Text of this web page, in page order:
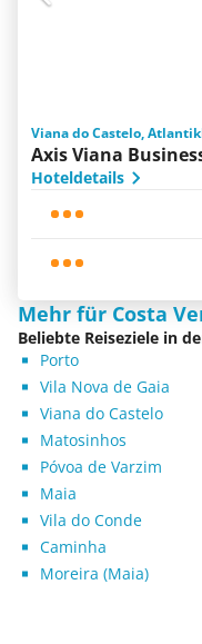
Viana do Castelo,
Axis Viana
Hoteldetails
Mehr für Costa
Beliebte Reiseziele in
Porto
Vila Nova de Gaia
Viana do Castelo
Matosinhos
Póvoa de Varzim
Maia
Vila do Conde
Caminha
Moreira (Maia)